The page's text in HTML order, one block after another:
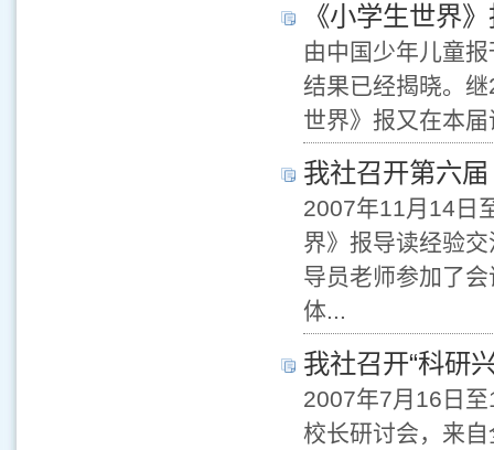
《小学生世界
由中国少年儿童
结果已经揭晓。
世界》报又在本
我社召开第六
2007年11月14日
界》报导读经验
导员老师参加了
体...
我社召开“科研
2007年7月16日至
校长研讨会，来